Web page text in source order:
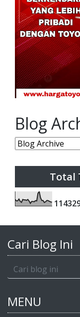
Blog
Total
11432
Cari Blog Ini
MENU